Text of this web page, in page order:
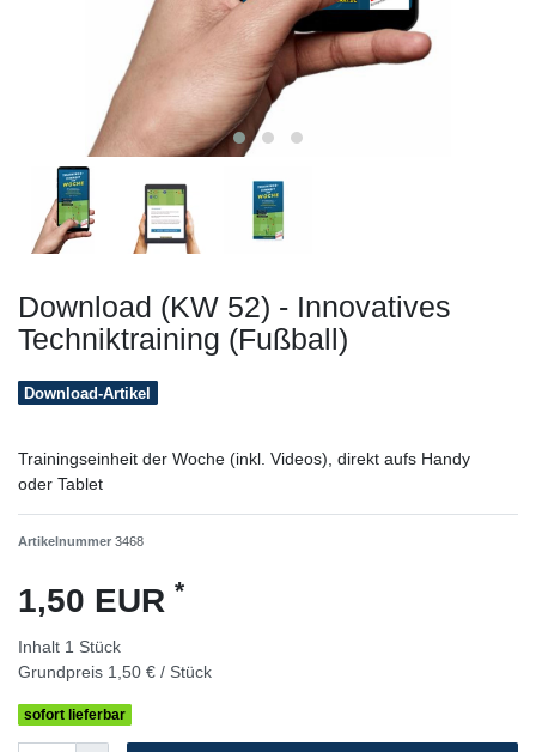
Download (KW 52) - Innovatives
Techniktraining (Fußball)
Download-Artikel
Trainingseinheit der Woche (inkl. Videos), direkt aufs Handy
oder Tablet
Artikelnummer 3468
1,50 EUR *
Inhalt 1 Stück
Grundpreis 1,50 € / Stück
sofort lieferbar